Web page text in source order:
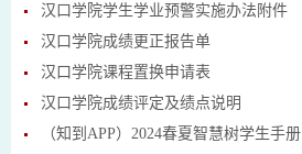
汉口学院学生学业预警实施办法附件
汉口学院成绩更正报告单
汉口学院课程置换申请表
汉口学院成绩评定及绩点说明
（知到APP）2024春夏智慧树学生手册